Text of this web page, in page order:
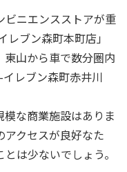
ビニエンスストアが重
ブン森町本町店」
山から車で数分圏内
レブン森町赤井川
な商業施設はありま
クセスが良好なた
は少ないでしょう。